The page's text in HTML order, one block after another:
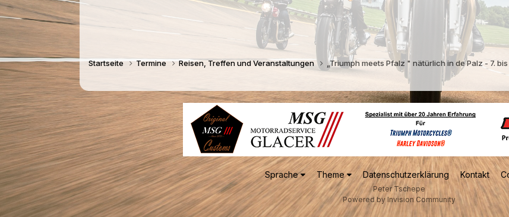
Startseite Termine Reisen, Treffen und Veranstaltungen „Triumph meets Pfalz " nätürlich in de Palz - 7.
Sprache Theme Datenschutzerklärung Kontakt
Peter Tschepe
Powered by Invision Community